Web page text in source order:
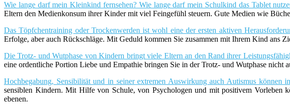
Wie lange darf mein Kleinkind fernsehen? Wie lange darf mein Schulkind das Tablet
Eltern den Medienkonsum ihrer Kinder mit viel Feingefühl steuern. Gute Medien wie
Das Töpfchentraining oder Trockenwerden ist wohl eine der ersten aktiven
Erfolge, aber auch Rückschläge. Mit Geduld kommen Sie zusammen mit Ihrem Kind ans
Die Trotz- und Wutphase von Kindern bringt viele Eltern an den Rand ihrer
eine ordentliche Portion Liebe und Empathie bringen Sie in der Trotz- und Wutphase nicht
Hochbegabung, Sensibilität und in seiner extremen Auswirkung auch Autismus können
sensiblen Kindern. Mit Hilfe von Schule, von Psychologen und mit positivem Vorleben
ebenen.